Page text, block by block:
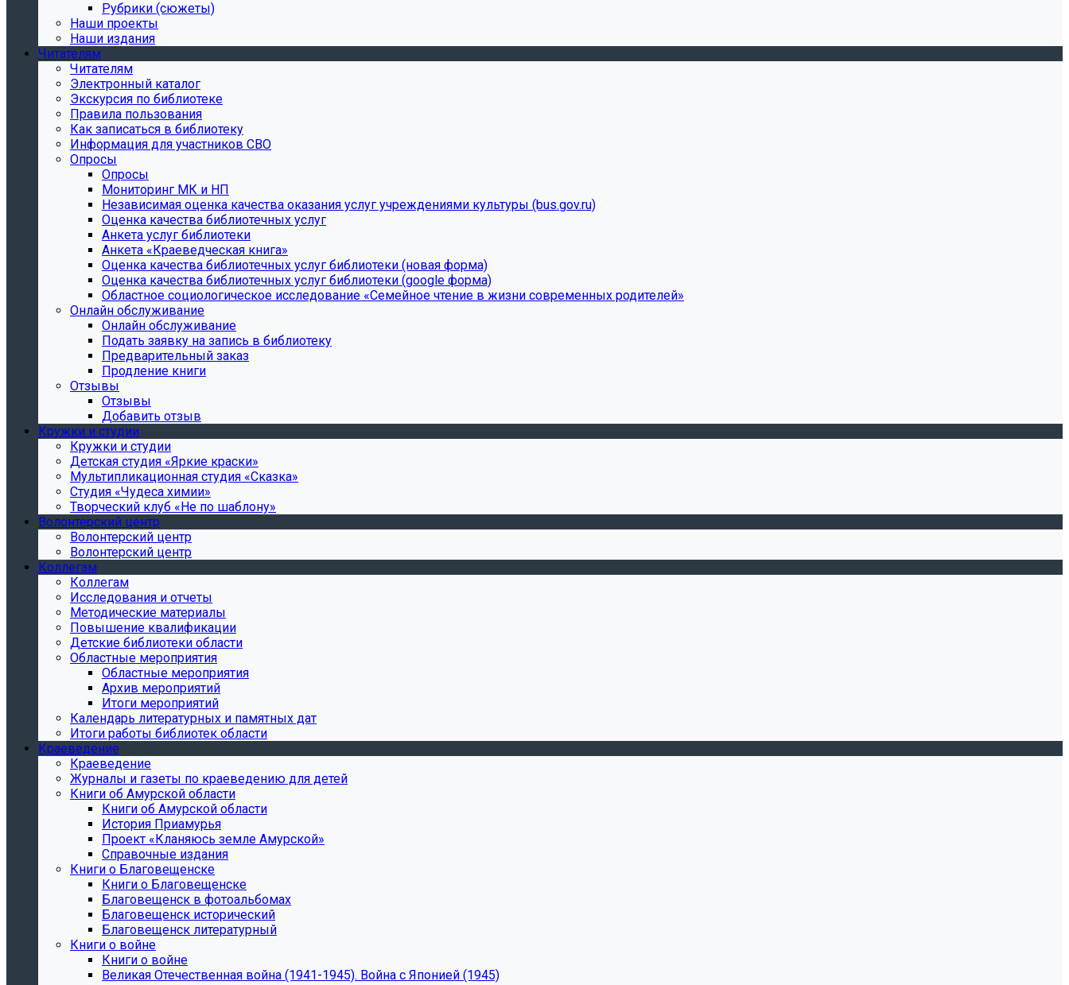
Рубрики (сюжеты)
Наши проекты
Наши издания
Читателям
Читателям
Электронный каталог
Экскурсия по библиотеке
Правила пользования
Как записаться в библиотеку
Информация для участников СВО
Опросы
Опросы
Мониторинг МК и НП
Независимая оценка качества оказания услуг учреждениями культуры (bus.gov.ru)
Оценка качества библиотечных услуг
Анкета услуг библиотеки
Анкета «Краеведческая книга»
Oценка качества библиотечных услуг библиотеки (новая форма)
Oценка качества библиотечных услуг библиотеки (google форма)
Областное социологическое исследование «Семейное чтение в жизни современных родителей»
Онлайн обслуживание
Онлайн обслуживание
Подать заявку на запись в библиотеку
Предварительный заказ
Продление книги
Отзывы
Отзывы
Добавить отзыв
Кружки и студии
Кружки и студии
Детская студия «Яркие краски»
Мультипликационная студия «Сказка»
Студия «Чудеса химии»
Творческий клуб «Не по шаблону»
Волонтерский центр
Волонтерский центр
Волонтерский центр
Коллегам
Коллегам
Исследования и отчеты
Методические материалы
Повышение квалификации
Детские библиотеки области
Областные мероприятия
Областные мероприятия
Архив мероприятий
Итоги мероприятий
Календарь литературных и памятных дат
Итоги работы библиотек области
Краеведение
Краеведение
Журналы и газеты по краеведению для детей
Книги об Амурской области
Книги об Амурской области
История Приамурья
Проект «Кланяюсь земле Амурской»
Справочные издания
Книги о Благовещенске
Книги о Благовещенске
Благовещенск в фотоальбомах
Благовещенск исторический
Благовещенск литературный
Книги о войне
Книги о войне
Великая Отечественная война (1941-1945). Война с Японией (1945)